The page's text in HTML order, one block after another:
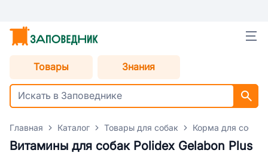
Товары Знания
Главная Каталог Товары для собак Корма для собак
Витамины для собак Polidex Gelabon Plus